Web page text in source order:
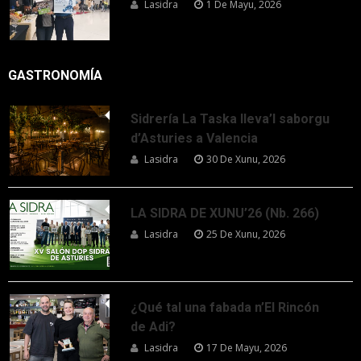
Lasidra 1 De Mayu, 2026
GASTRONOMÍA
Sidrería La Taska lleva’l saborgu
d’Asturies a Valencia
Lasidra 30 De Xunu, 2026
LA SIDRA DE XUNU’26 (Nb. 266)
Lasidra 25 De Xunu, 2026
¿Qué tal una fabada n’El Rincón
de Adi?
Lasidra 17 De Mayu, 2026